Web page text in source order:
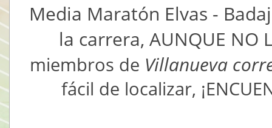
Media Maratón Elvas -
la carrera, AUNQUE NO
miembros de Villanueva
fácil de localizar,